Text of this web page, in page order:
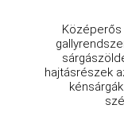
Középerős
hajtásrészek